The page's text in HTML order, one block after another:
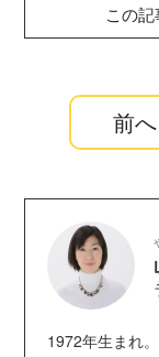
この
前へ
1972年生まれ